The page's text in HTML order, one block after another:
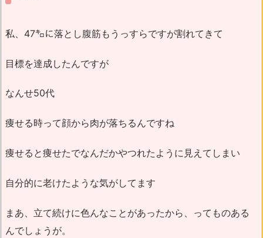
私、47㌔に落とし腹筋もうっすらですが割れてきて
目標を達成したんですが
なんせ50代
痩せる時って顔から肉が落ちるんですね
痩せると痩せたでなんだかやつれたように見えてしまい
自分的に老けたような気がしてます
まあ、立て続けに色んなことがあったから、ってものある
んでしょうが。